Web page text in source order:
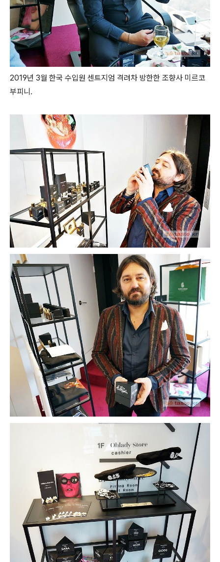
2019년 3월 한국 수입원 센트지엄 격려차 방한한 조향사 미르코
부피니.